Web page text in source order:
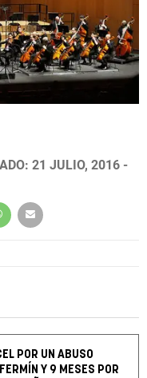
21 JULIO, 2016 -
POR UN ABUSO
Y 9 MESES POR